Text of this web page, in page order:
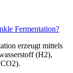
Fermentation?
erzeugt mittels
(H2),